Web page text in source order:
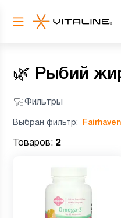
🌿 Рыбий
Фильтры
Выбран фильтр:
Товаров: 2